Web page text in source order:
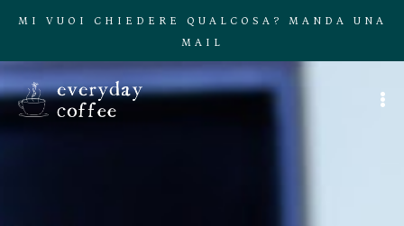
MI VUOI CHIEDERE QUALCOSA? MANDA UNA
MAIL